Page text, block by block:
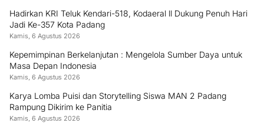
Hadirkan KRI Teluk Kendari-518, Kodaeral ll Dukung Penuh Hari
Jadi Ke-357 Kota Padang
Kamis, 6 Agustus 2026
Kepemimpinan Berkelanjutan : Mengelola Sumber Daya untuk
Masa Depan Indonesia
Kamis, 6 Agustus 2026
Karya Lomba Puisi dan Storytelling Siswa MAN 2 Padang
Rampung Dikirim ke Panitia
Kamis, 6 Agustus 2026